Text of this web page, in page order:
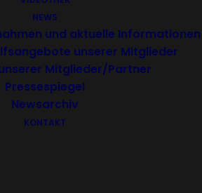
NEWS
und aktuelle Informationen
unserer Mitglieder
Mitglieder/Partner
Pressespiegel
Newsarchiv
KONTAKT